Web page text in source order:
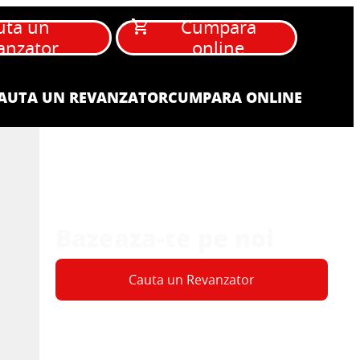
un
Cumpara
online
UN REVANZATORCUMPARA ONLINE
Cauta un Revanzator